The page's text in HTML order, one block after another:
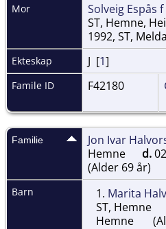
Mor Solveig Espås
ST, Hemne,
1992, ST,
Ekteskap J [1]
Famile ID F42180
Familie Jon Ivar
Hemne
d.
(Alder 69 år)
Barn 1. Marita
ST, Hemne
Hemne